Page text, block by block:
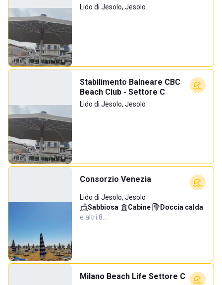
Lido di Jesolo, Jesolo
Stabilimento Balneare CBC
Beach Club - Settore C
Lido di Jesolo, Jesolo
Consorzio Venezia
Lido di Jesolo, Jesolo
Sabbiosa· Cabine· Doccia calda·
e altri 8…
Milano Beach Life Settore C